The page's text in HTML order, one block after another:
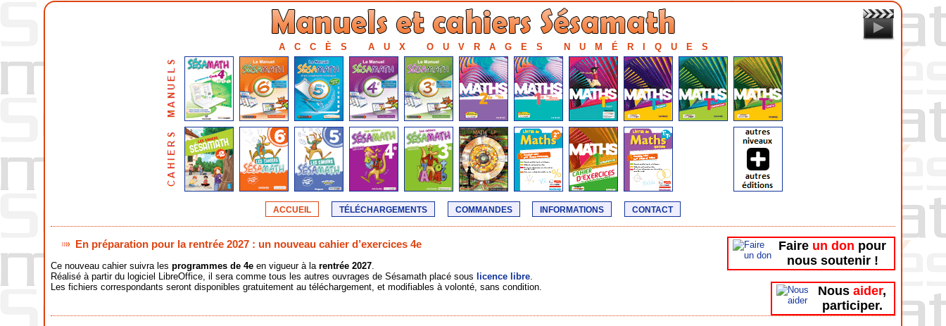
ACCÈS AUX OUVRAGES NUMÉRIQUES
accueil téléchargements commandes informations contact
Faire un don pour
nous soutenir !
En préparation pour la rentrée 2027 : un nouveau cahier d’exercices 4e
Ce nouveau cahier suivra les programmes de 4e en vigueur à la rentrée 2027
Réalisé à partir du logiciel LibreOffice, il sera comme tous les autres ouvrages de Sésamath placé sous
licence libre
Les fichiers correspondants seront disponibles gratuitement au téléchargement, et modifiables à volonté, sans condition.
Nous aider,
participer.